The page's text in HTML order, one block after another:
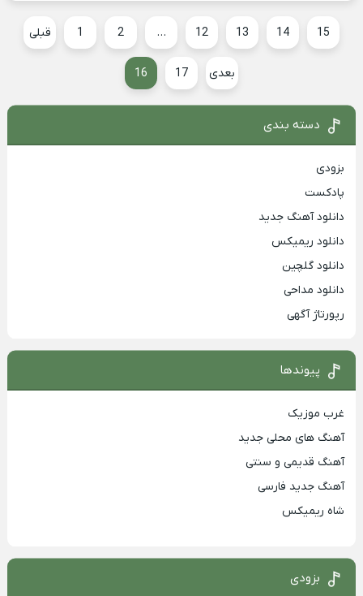
قبلی 1 2 … 12 13 14 15
16 17 بعدی
دسته بندی
بزودی
پادکست
دانلود آهنگ جدید
دانلود ریمیکس
دانلود گلچین
دانلود مداحی
رپورتاژ آگهی
پیوندها
غرب موزیک
آهنگ های محلی جدید
آهنگ قدیمی و سنتی
آهنگ جدید فارسی
شاه ریمیکس
بزودی